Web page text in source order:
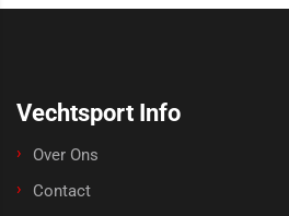
Vechtsport Info
Over Ons
Contact